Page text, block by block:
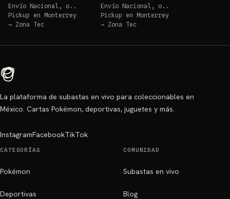
Envío Nacional, o..
Pickup en Monterrey
→ Zona Tec
Envío Nacional, o..
Pickup en Monterrey
→ Zona Tec
La plataforma de subastas en vivo para coleccionables en
México. Cartas Pokémon, deportivas, juguetes y más.
InstagramFacebookTikTok
CATEGORÍAS
Pokémon
Deportivas
COMUNIDAD
Subastas en vivo
Blog